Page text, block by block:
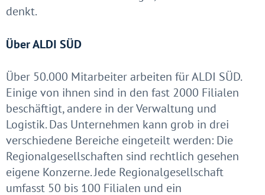
denkt.
Über ALDI SÜD
Über 50.000 Mitarbeiter arbeiten für ALDI SÜD.
Einige von ihnen sind in den fast 2000 Filialen
beschäftigt, andere in der Verwaltung und
Logistik. Das Unternehmen kann grob in drei
verschiedene Bereiche eingeteilt werden: Die
Regionalgesellschaften sind rechtlich gesehen
eigene Konzerne. Jede Regionalgesellschaft
umfasst 50 bis 100 Filialen und ein